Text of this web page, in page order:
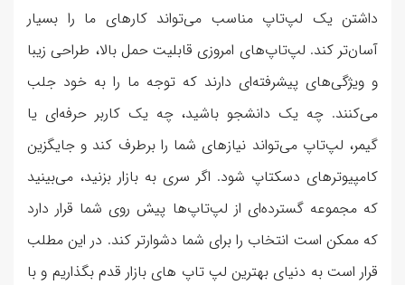
داشتن یک لپ‌‌تاپ مناسب می‌تواند کارهای ما را بسیار
آسان‌تر کند. لپ‌تاپ‌های امروزی قابلیت حمل بالا، طراحی زیبا
و ویژگی‌های پیشرفته‌ای دارند که توجه ما را به خود جلب
می‌کنند. چه یک دانشجو باشید، چه یک کاربر حرفه‌ای یا
گیمر، لپ‌تاپ می‌تواند نیازهای شما را برطرف کند و جایگزین
کامپیوترهای دسکتاپ شود. اگر سری به بازار بزنید، می‌بینید
که مجموعه گسترده‌ای از لپ‌تاپ‌ها پیش روی شما قرار دارد
که ممکن است انتخاب را برای شما دشوارتر کند. در این مطلب
قرار است به دنیای بهترین لپ تاپ های بازار قدم بگذاریم و با